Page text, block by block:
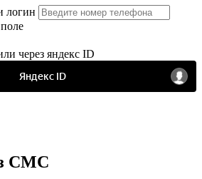
логин
через яндекс ID
СМС